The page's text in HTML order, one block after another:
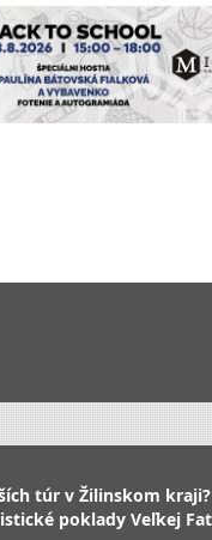
túr v Žilinskom
poklady Veľkej